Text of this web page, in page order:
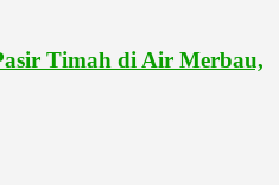
Timah di Air Merbau,